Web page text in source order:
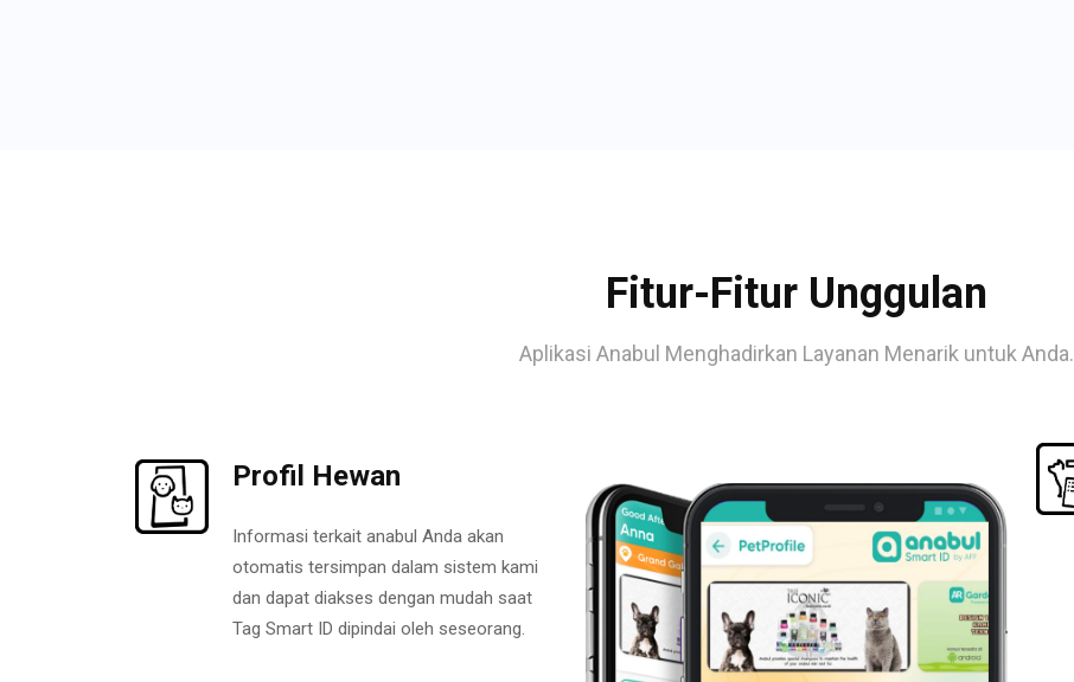
Fitur-Fitur Unggulan
Aplikasi Anabul Menghadirkan Layanan Menarik untuk Anda.
Profil Hewan
Informasi terkait anabul Anda akan
otomatis tersimpan dalam sistem kami
dan dapat diakses dengan mudah saat
Tag Smart ID dipindai oleh seseorang.